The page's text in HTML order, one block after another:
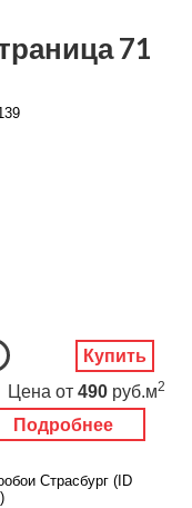
71
Подробнее
Цена от 490 руб.м2
Купить
Страсбург (ID